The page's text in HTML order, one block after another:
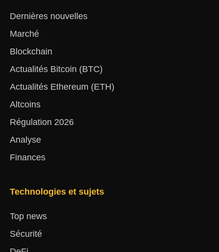
Dernières nouvelles
Marché
Blockchain
Actualités Bitcoin (BTC)
Actualités Ethereum (ETH)
Altcoins
Régulation 2026
Analyse
Finances
Technologies et sujets
Top news
Sécurité